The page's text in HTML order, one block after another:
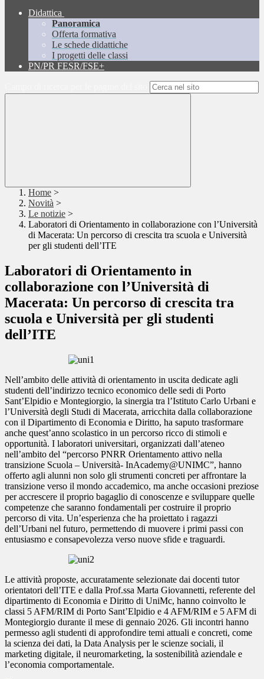
Didattica
Panoramica
Offerta formativa
Le schede didattiche
I progetti delle classi
PN/PR FESR/FSE+
Home >
Novità >
Le notizie >
Laboratori di Orientamento in collaborazione con l’Università
di Macerata: Un percorso di crescita tra scuola e Università
per gli studenti dell’ITE
Laboratori di Orientamento in
collaborazione con l’Università di
Macerata: Un percorso di crescita tra
scuola e Università per gli studenti
dell’ITE
Nell’ambito delle attività di orientamento in uscita dedicate agli
studenti dell’indirizzo tecnico economico delle sedi di Porto
Sant’Elpidio e Montegiorgio, la sinergia tra l’Istituto Carlo Urbani e
l’Università degli Studi di Macerata, arricchita dalla collaborazione
con il Dipartimento di Economia e Diritto, ha saputo trasformare
anche quest’anno scolastico in un percorso ricco di stimoli e
opportunità. I laboratori universitari, organizzati dall’ateneo
nell’ambito del “percorso PNRR Orientamento attivo nella
transizione Scuola – Università- InAcademy@UNIMC”, hanno
offerto agli alunni non solo gli strumenti concreti per affrontare la
transizione verso il mondo accademico, ma anche occasioni preziose
per accrescere il proprio bagaglio di conoscenze e sviluppare quelle
competenze che saranno fondamentali per costruire il proprio
percorso di vita. Un’esperienza che ha proiettato i ragazzi
dell’Urbani nel futuro, permettendo di muovere i primi passi con
entusiasmo e consapevolezza verso nuove sfide e traguardi.
Le attività proposte, accuratamente selezionate dai docenti tutor
orientatori dell’ITE e dalla Prof.ssa Marta Giovannetti, referente del
dipartimento di Economia e Diritto di UniMc, hanno coinvolto le
classi 5 AFM/RIM di Porto Sant’Elpidio e 4 AFM/RIM e 5 AFM di
Montegiorgio durante il mese di gennaio 2026. Gli incontri hanno
permesso agli studenti di approfondire temi attuali e concreti, come
la scienza dei dati, la Data Analysis per le scienze sociali, il
marketing digitale, il neuromarketing, la sostenibilità aziendale e
l’economia comportamentale.